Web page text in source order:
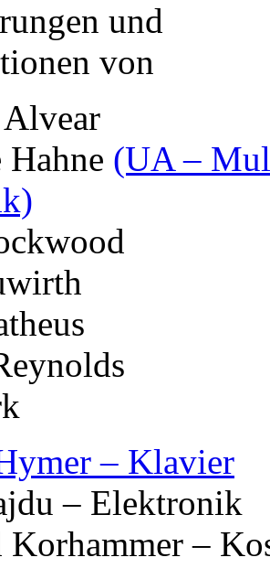
und
von
Hahne (UA –
– Klavier
– Elektronik
–